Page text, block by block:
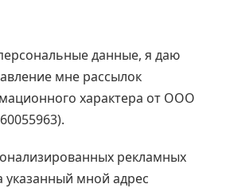
данные, я даю
мне рассылок
характера от ООО
рекламных
мной адрес